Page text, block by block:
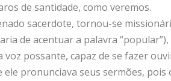
de santidade, como veremos.
sacerdote, tornou-se
de acentuar a palavra
voz possante, capaz de se fazer
ele pronunciava seus sermões,